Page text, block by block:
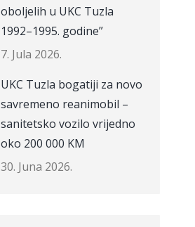
oboljelih u UKC Tuzla
1992–1995. godine”
7. Jula 2026.
UKC Tuzla bogatiji za novo
savremeno reanimobil –
sanitetsko vozilo vrijedno
oko 200 000 KM
30. Juna 2026.